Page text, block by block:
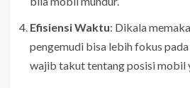
Efisiensi Waktu: Dikala
pengemudi bisa lebih fokus
wajib takut tentang posisi mobil